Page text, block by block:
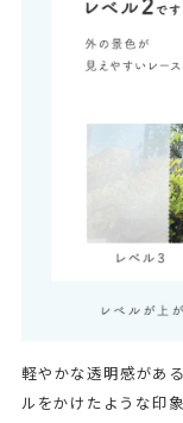
軽やかな透明感があ
ルをかけたような印